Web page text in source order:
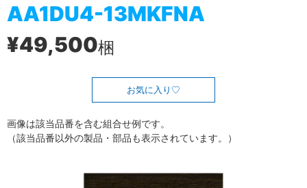
AA1DU4-13MKFNA
¥49,500梱
お気に入り
画像は該当品番を含む組合せ例です。
（該当品番以外の製品・部品も表示されています。）